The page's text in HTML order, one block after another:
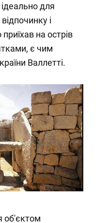
для
і
на острів
є чим
Валлетті.
об'єктом